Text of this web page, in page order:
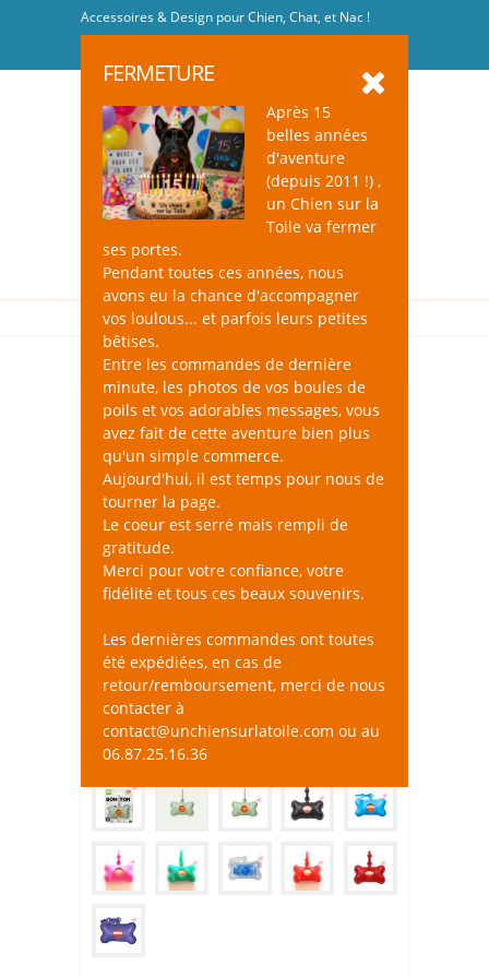
Accessoires & Design pour Chien, Chat, et Nac !
FERMETURE
Après 15
belles années
d'aventure
(depuis 2011 !) ,
un Chien sur la
Toile va fermer
ses portes.
Pendant toutes ces années, nous
avons eu la chance d'accompagner
vos loulous... et parfois leurs petites
bêtises.
Entre les commandes de dernière
minute, les photos de vos boules de
poils et vos adorables messages, vous
avez fait de cette aventure bien plus
qu'un simple commerce.
Aujourd'hui, il est temps pour nous de
tourner la page.
Le coeur est serré mais rempli de
gratitude.
Merci pour votre confiance, votre
fidélité et tous ces beaux souvenirs.
Les dernières commandes ont toutes
été expédiées, en cas de
retour/remboursement, merci de nous
contacter à
contact@unchiensurlatoile.com ou au
06.87.25.16.36